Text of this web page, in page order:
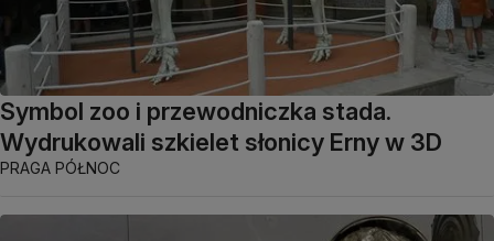
Symbol zoo i przewodniczka stada.
Wydrukowali szkielet słonicy Erny w 3D
PRAGA PÓŁNOC